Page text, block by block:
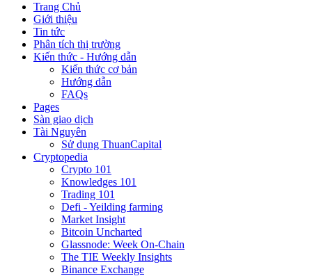
Trang Chủ
Giới thiệu
Tin tức
Phân tích thị trường
Kiến thức - Hướng dẫn
Kiến thức cơ bản
Hướng dẫn
FAQs
Pages
Sàn giao dịch
Tài Nguyên
Sử dụng ThuanCapital
Cryptopedia
Crypto 101
Knowledges 101
Trading 101
Defi - Yeilding farming
Market Insight
Bitcoin Uncharted
Glassnode: Week On-Chain
The TIE Weekly Insights
Binance Exchange